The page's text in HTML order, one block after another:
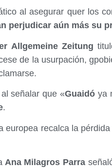
al asegurar quer los
perjudicar aún más su
Allgemeine Zeitung
de la usurpación,
señalar que «Guaidó ya
.
europea recalca la
Ana Milagros Parra